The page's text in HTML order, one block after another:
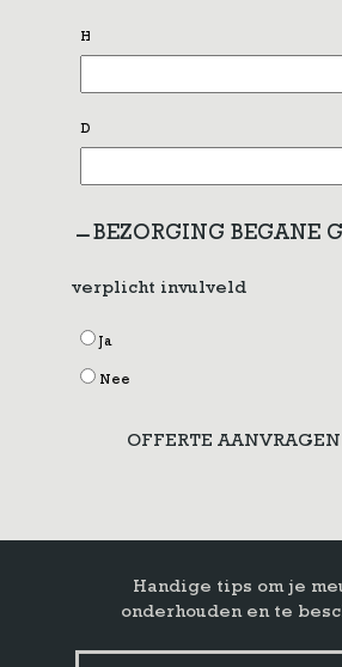
H
D
BEZORGING BEGANE
verplicht invulveld
Ja
Nee
OFFERTE AANVRAGEN
Handige tips om je
onderhouden en te